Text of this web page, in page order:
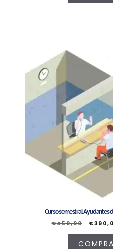
Curso semestral Ayudantes
€450,00 €